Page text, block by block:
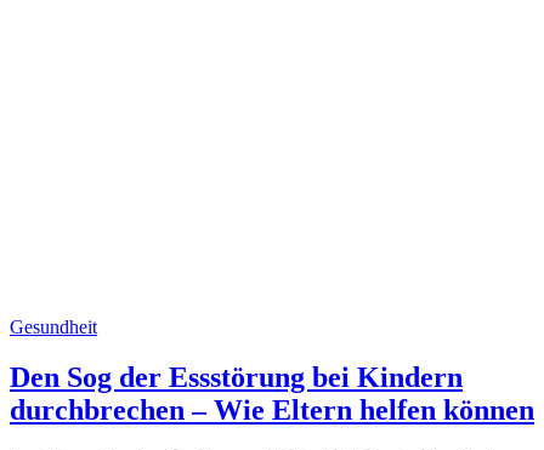
Gesundheit
Den Sog der Essstörung bei Kindern
durchbrechen – Wie Eltern helfen können